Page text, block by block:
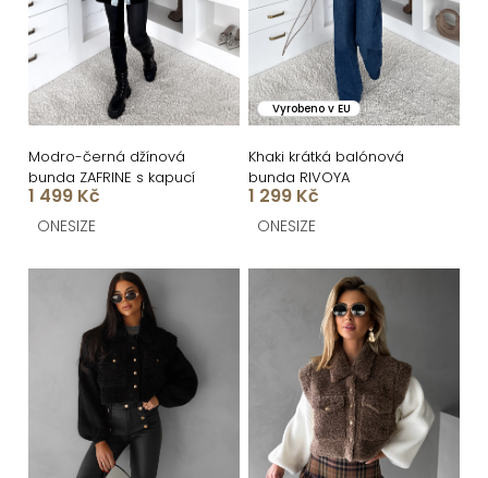
d
u
k
t
ů
p
r
o
d
u
k
ů
Modro-černá džínová
bunda ZAFRINE s kapucí
1 499 Kč
ONESIZE
Vyrobeno v EU
Khaki krátká balónová
bunda RIVOYA
1 299 Kč
ONESIZE